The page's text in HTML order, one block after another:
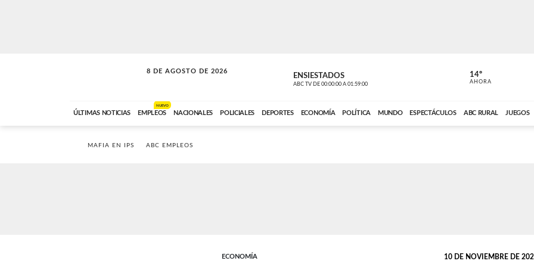
8 DE AGOSTO DE 2026
SOLO MÚSICA ENSIESTADOS
ABC TV DE 00:00:00 A 01:59:00 ABC CARDINAL
14º
AHORA
ÚLTIMAS NOTICIAS EMPLEOS
NUEVO
NACIONALES POLICIALES DEPORTES ECONOMÍA POLÍTICA MUNDO ESPECTÁCULOS ABC RURAL JUEGOS
MAFIA EN IPS ABC EMPLEOS
ECONOMÍA 10 DE NOVIEMBRE DE